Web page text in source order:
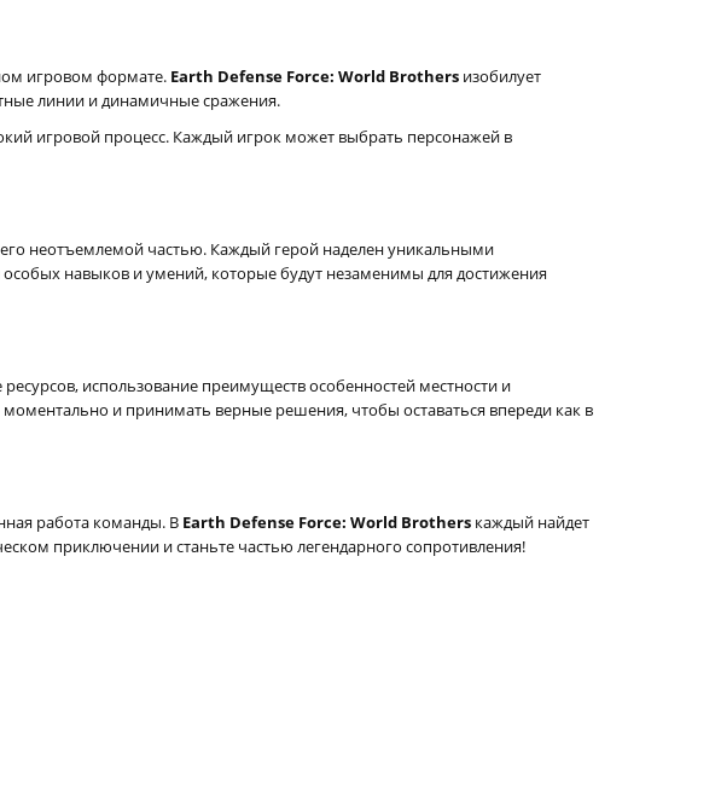
игровом формате. Earth Defense Force: World Brothers изобилует
линии и динамичные сражения.
игровой процесс. Каждый игрок может выбрать персонажей в
неотъемлемой частью. Каждый герой наделен уникальными
навыков и умений, которые будут незаменимы для достижения
использование преимуществ особенностей местности и
и принимать верные решения, чтобы оставаться впереди как в
работа команды. В Earth Defense Force: World Brothers каждый найдет
приключении и станьте частью легендарного сопротивления!